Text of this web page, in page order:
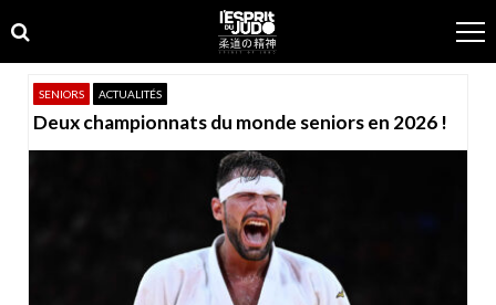
to
navigation
to
content
SENIORS ACTUALITÉS
Deux championnats du monde seniors en 2026 !